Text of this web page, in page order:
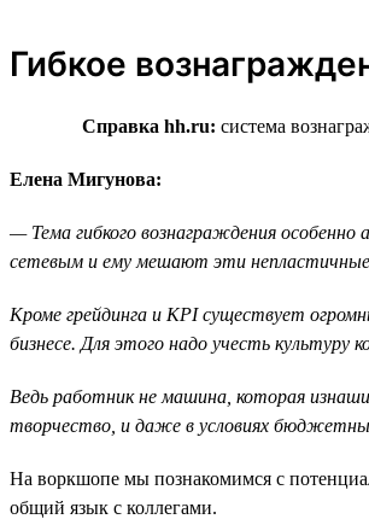
Гибкое
Справка hh.ru: система
Елена Мигунова:
— Тема гибкого вознаграждения
сетевым и ему мешают эти
Кроме грейдинга и KPI существует
бизнесе. Для этого надо учесть культуру
Ведь работник не машина, которая
творчество, и даже в условиях
На воркшопе мы познакомимся с
общий язык с коллегами.